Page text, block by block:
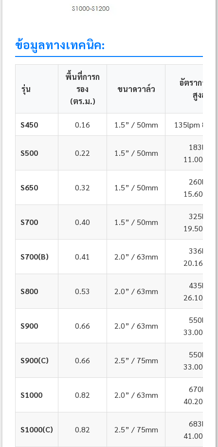
ข้อมูลทางเทคนิค:
รุ่น
พื้นที่การก
รอง
(ตร.ม.)
ขนาดวาล์ว
อัตราการไ
สูงสุด
S450 0.16 1.5” / 50mm 135lpm
S500 0.22 1.5” / 50mm
183lpm
11.00m³/
S650 0.32 1.5” / 50mm
260lpm
15.60m³/
S700 0.40 1.5” / 50mm
325lpm
19.50m³/
S700(B) 0.41 2.0” / 63mm
336lpm
20.16m³/
S800 0.53 2.0” / 63mm
435lpm
26.10m³/
S900 0.66 2.0” / 63mm
550lpm
33.00m³/
S900(C) 0.66 2.5” / 75mm
550lpm
33.00m³/
S1000 0.82 2.0” / 63mm
670lpm
40.20m³/
S1000(C) 0.82 2.5” / 75mm
683lpm
41.00m³/